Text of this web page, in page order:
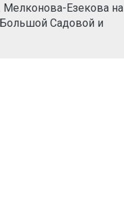
Мелконова-Езекова на
Садовой и